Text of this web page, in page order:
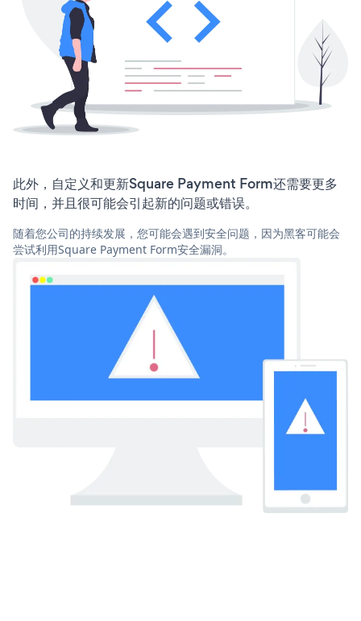
此外，自定义和更新Square Payment Form还需要更多
时间，并且很可能会引起新的问题或错误。
随着您公司的持续发展，您可能会遇到安全问题，因为黑客可能会
尝试利用Square Payment Form安全漏洞。